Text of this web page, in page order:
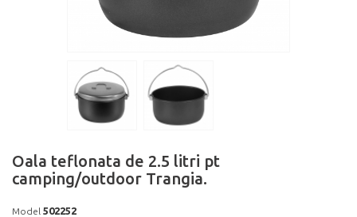
Oala teflonata de 2.5 litri pt
camping/outdoor Trangia.
Model 502252